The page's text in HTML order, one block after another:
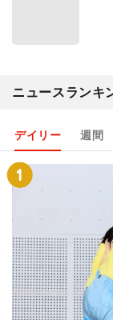
ニュースランキ
デイリー 週間